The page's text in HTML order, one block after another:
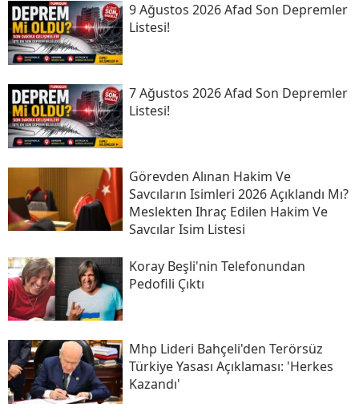
9 Ağustos 2026 Afad Son Depremler
Listesi!
7 Ağustos 2026 Afad Son Depremler
Listesi!
Görevden Alınan Hakim Ve
Savcıların Isimleri 2026 Açıklandı Mı?
Meslekten Ihraç Edilen Hakim Ve
Savcılar Isim Listesi
Koray Beşli'nin Telefonundan
Pedofili Çıktı
Mhp Lideri Bahçeli'den Terörsüz
Türkiye Yasası Açıklaması: 'herkes
Kazandı'